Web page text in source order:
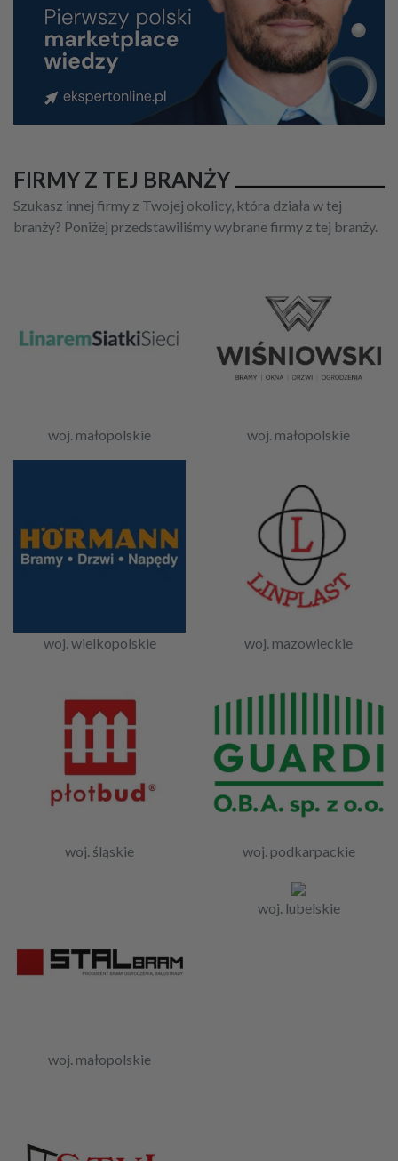
FIRMY Z TEJ BRANŻY
Szukasz innej firmy z Twojej okolicy, która działa w tej
branży? Poniżej przedstawiliśmy wybrane firmy z tej branży.
woj. małopolskie woj. małopolskie
woj. wielkopolskie woj. mazowieckie
woj. śląskie woj. podkarpackie
woj. małopolskie
woj. lubelskie